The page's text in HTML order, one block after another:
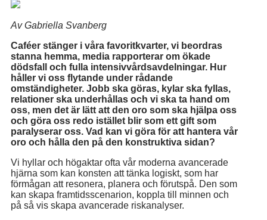
Av Gabriella Svanberg
Caféer stänger i våra favoritkvarter, vi beordras
stanna hemma, media rapporterar om ökade
dödsfall och fulla intensivvårdsavdelningar. Hur
håller vi oss flytande under rådande
omständigheter. Jobb ska göras, kylar ska fyllas,
relationer ska underhållas och vi ska ta hand om
oss, men det är lätt att den oro som ska hjälpa oss
och göra oss redo istället blir som ett gift som
paralyserar oss. Vad kan vi göra för att hantera vår
oro och hålla den på den konstruktiva sidan?
Vi hyllar och högaktar ofta vår moderna avancerade
hjärna som kan konsten att tänka logiskt, som har
förmågan att resonera, planera och förutspå. Den som
kan skapa framtidsscenarion, koppla till minnen och
på så vis skapa avancerade riskanalyser.